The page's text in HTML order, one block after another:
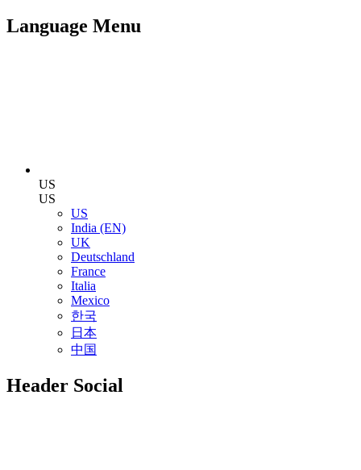
Language Menu
US
US
US
India (EN)
UK
Deutschland
France
Italia
Mexico
한국
日本
中国
Header Social